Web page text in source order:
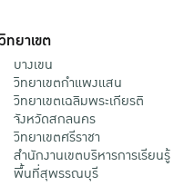
วิทยาเขต
บางเขน
วิทยาเขตกําแพงแสน
วิทยาเขตเฉลิมพระเกียรติ
จังหวัดสกลนคร
วิทยาเขตศรีราชา
สำนักงานเขตบริหารการเรียนรู้
พื้นที่สุพรรณบุรี